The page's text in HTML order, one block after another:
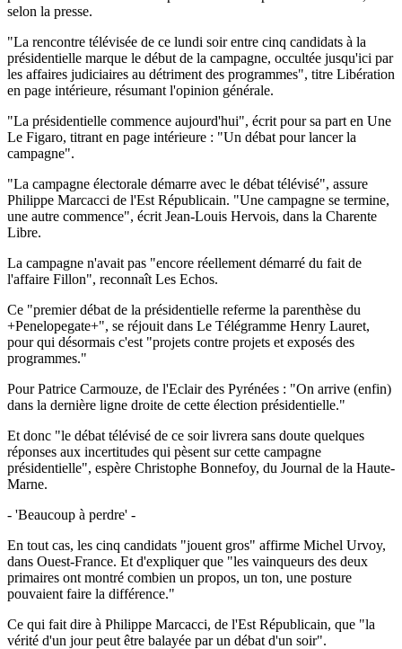
selon la presse.
"La rencontre télévisée de ce lundi soir entre cinq candidats à la
présidentielle marque le début de la campagne, occultée jusqu'ici par
les affaires judiciaires au détriment des programmes", titre Libération
en page intérieure, résumant l'opinion générale.
"La présidentielle commence aujourd'hui", écrit pour sa part en Une
Le Figaro, titrant en page intérieure : "Un débat pour lancer la
campagne".
"La campagne électorale démarre avec le débat télévisé", assure
Philippe Marcacci de l'Est Républicain. "Une campagne se termine,
une autre commence", écrit Jean-Louis Hervois, dans la Charente
Libre.
La campagne n'avait pas "encore réellement démarré du fait de
l'affaire Fillon", reconnaît Les Echos.
Ce "premier débat de la présidentielle referme la parenthèse du
+Penelopegate+", se réjouit dans Le Télégramme Henry Lauret,
pour qui désormais c'est "projets contre projets et exposés des
programmes."
Pour Patrice Carmouze, de l'Eclair des Pyrénées : "On arrive (enfin)
dans la dernière ligne droite de cette élection présidentielle."
Et donc "le débat télévisé de ce soir livrera sans doute quelques
réponses aux incertitudes qui pèsent sur cette campagne
présidentielle", espère Christophe Bonnefoy, du Journal de la Haute-
Marne.
- 'Beaucoup à perdre' -
En tout cas, les cinq candidats "jouent gros" affirme Michel Urvoy,
dans Ouest-France. Et d'expliquer que "les vainqueurs des deux
primaires ont montré combien un propos, un ton, une posture
pouvaient faire la différence."
Ce qui fait dire à Philippe Marcacci, de l'Est Républicain, que "la
vérité d'un jour peut être balayée par un débat d'un soir".